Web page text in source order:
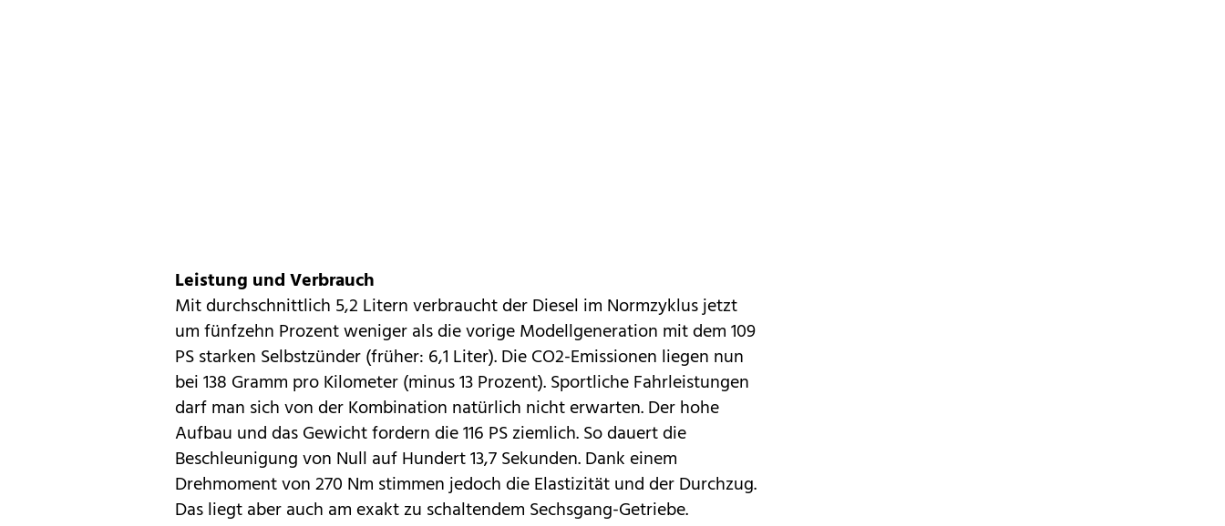
Leistung und Verbrauch
Mit durchschnittlich 5,2 Litern verbraucht der Diesel im Normzyklus jetzt
um fünfzehn Prozent weniger als die vorige Modellgeneration mit dem 109
PS starken Selbstzünder (früher: 6,1 Liter). Die CO2-Emissionen liegen nun
bei 138 Gramm pro Kilometer (minus 13 Prozent). Sportliche Fahrleistungen
darf man sich von der Kombination natürlich nicht erwarten. Der hohe
Aufbau und das Gewicht fordern die 116 PS ziemlich. So dauert die
Beschleunigung von Null auf Hundert 13,7 Sekunden. Dank einem
Drehmoment von 270 Nm stimmen jedoch die Elastizität und der Durchzug.
Das liegt aber auch am exakt zu schaltendem Sechsgang-Getriebe.